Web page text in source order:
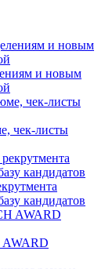
и новым
чек-листы
кандидатов
AWARD